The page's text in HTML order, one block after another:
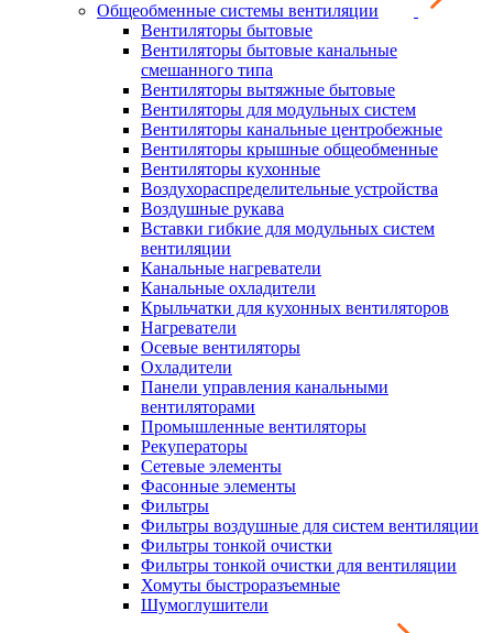
Общеобменные системы вентиляции
Вентиляторы бытовые
Вентиляторы бытовые канальные
смешанного типа
Вентиляторы вытяжные бытовые
Вентиляторы для модульных систем
Вентиляторы канальные центробежные
Вентиляторы крышные общеобменные
Вентиляторы кухонные
Воздухораспределительные устройства
Воздушные рукава
Вставки гибкие для модульных систем
вентиляции
Канальные нагреватели
Канальные охладители
Крыльчатки для кухонных вентиляторов
Нагреватели
Осевые вентиляторы
Охладители
Панели управления канальными
вентиляторами
Промышленные вентиляторы
Рекуператоры
Сетевые элементы
Фасонные элементы
Фильтры
Фильтры воздушные для систем вентиляции
Фильтры тонкой очистки
Фильтры тонкой очистки для вентиляции
Хомуты быстроразъемные
Шумоглушители